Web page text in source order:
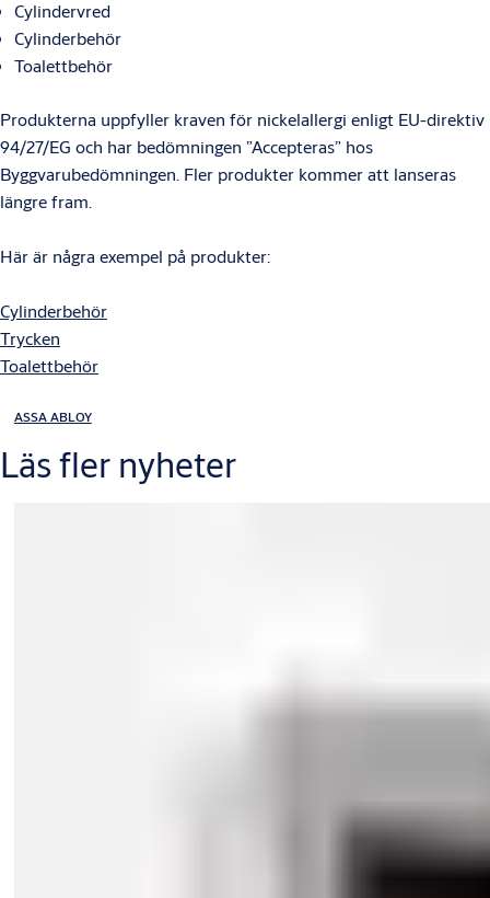
Cylindervred
Cylinderbehör
Toalettbehör
Produkterna uppfyller kraven för nickelallergi enligt EU-direktiv
94/27/EG och har bedömningen ”Accepteras” hos
Byggvarubedömningen. Fler produkter kommer att lanseras
längre fram.
Här är några exempel på produkter:
Cylinderbehör
Trycken
Toalettbehör
ASSA ABLOY
Läs fler nyheter